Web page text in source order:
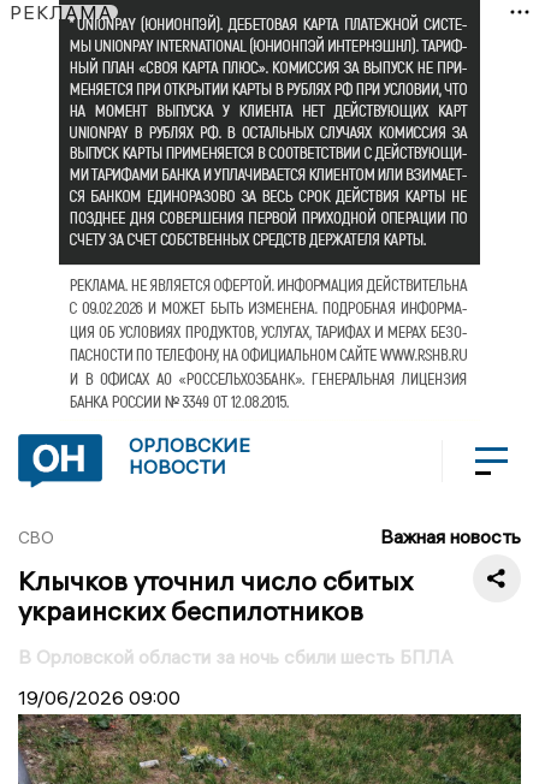
РЕКЛАМА
ОРЛОВСКИЕ
НОВОСТИ
СВО Важная новость
Клычков уточнил число сбитых
украинских беспилотников
В Орловской области за ночь сбили шесть БПЛА
19/06/2026 09:00